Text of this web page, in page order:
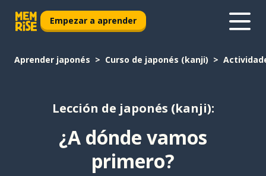
Empezar a aprender
Aprender japonés Curso de japonés (kanji)
Lección de japonés (kanji):
¿A dónde vamos
primero?